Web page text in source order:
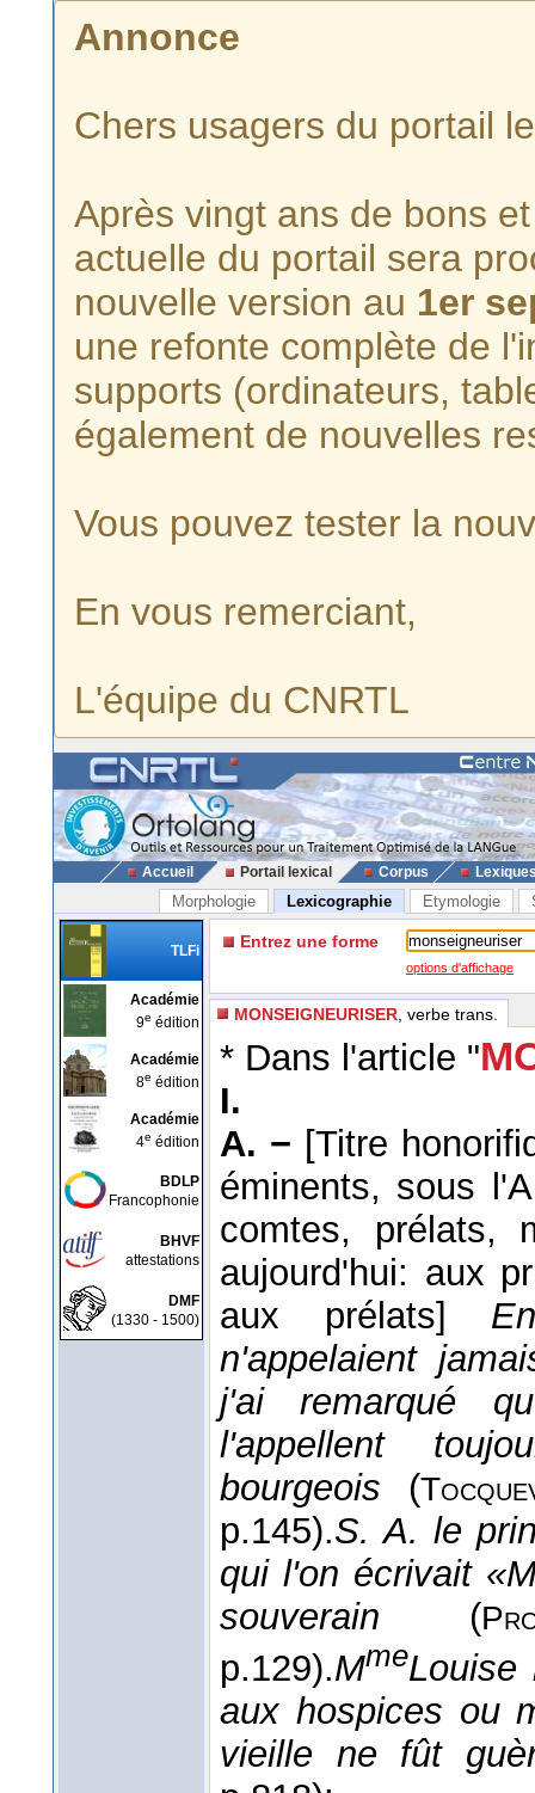
Annonce
Chers usagers du portail
Après vingt ans de bons
actuelle du portail sera
nouvelle version au 1er
une refonte complète de
supports (ordinateurs,
également de nouvelles
Vous pouvez tester la
En vous remerciant,
L'équipe du CNRTL
Accueil Portail lexical Corpus
Morphologie Lexicographie Etymologie
TLFi
Académie
9e édition
Académie
8e édition
Académie
4e édition
BDLP
Francophonie
BHVF
attestations
DMF
(1330 - 1500)
Entrez une forme
options d'affichage
MONSEIGNEURISER , verbe trans.
* Dans l'article "
I.
A. − [Titre
éminents, sous
comtes, prélats,
aujourd'hui: aux
aux prélats]
n'appelaient
j'ai remarqué
l'appellent
bourgeois (
p.145).S. A. le
qui l'on écrivait
souverain (
p.129).MmeLouise
aux hospices ou
vieille ne fût